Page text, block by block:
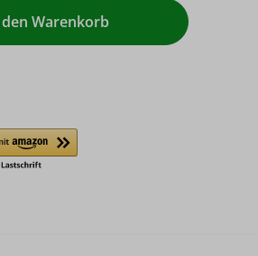
gewünschten Wert
Warenkorb